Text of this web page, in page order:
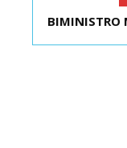
BIMINISTRO